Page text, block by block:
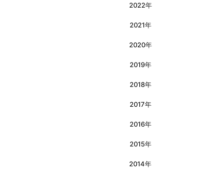
2022年
2021年
2020年
2019年
2018年
2017年
2016年
2015年
2014年